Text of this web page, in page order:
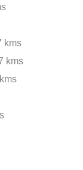
kms
kms